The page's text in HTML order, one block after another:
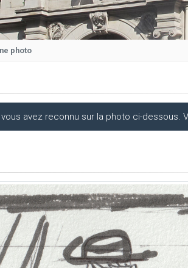
photo
avez reconnu sur la photo ci-